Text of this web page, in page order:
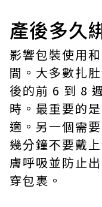
產後多久
影響包裝使用
間。大多數扎
後的前 6 到 8
時。最重要的
適。另一個需
幾分鐘不要戴
膚呼吸並防止
穿包裹。